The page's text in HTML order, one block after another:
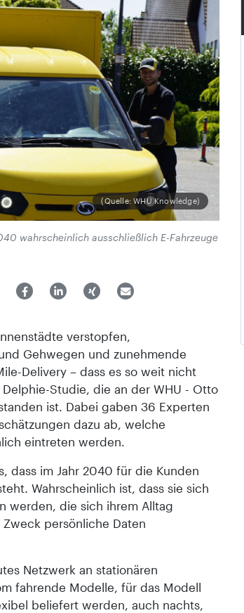
(Quelle: WHU Knowledge)
wahrscheinlich ausschließlich E-Fahrzeuge
verstopfen,
Gehwegen und zunehmende
Delivery – dass es so weit nicht
Studie, die an der WHU - Otto
ist. Dabei gaben 36 Experten
dazu ab, welche
eintreten werden.
dass im Jahr 2040 für die Kunden
Wahrscheinlich ist, dass sie sich
werden, die sich ihrem Alltag
persönliche Daten
Netzwerk an stationären
fahrende Modelle, für das Modell
beliefert werden, auch nachts,